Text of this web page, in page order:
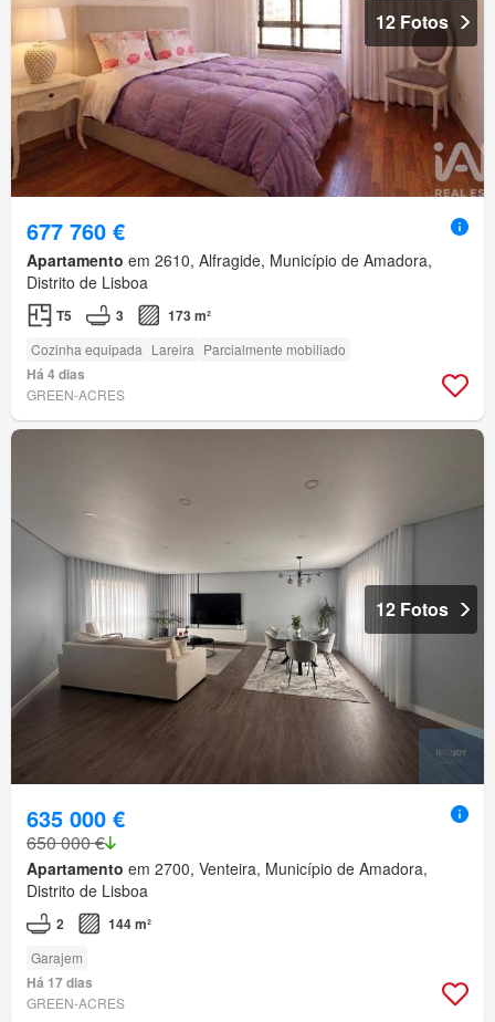
12 Fotos
677 760 €
Apartamento em 2610, Alfragide, Município de Amadora,
Distrito de Lisboa
T5 3 173 m²
Cozinha equipada Lareira Parcialmente mobiliado
Há 4 dias
GREEN-ACRES
12 Fotos
635 000 €
650 000 €
Apartamento em 2700, Venteira, Município de Amadora,
Distrito de Lisboa
2 144 m²
Garajem
Há 17 dias
GREEN-ACRES